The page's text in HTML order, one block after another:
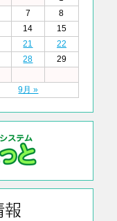
7
8
14
15
21
22
28
29
9月 »